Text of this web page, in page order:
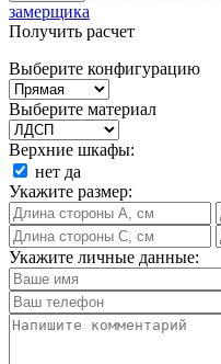
замерщика
Получить расчет
Выберите конфигурацию
Выберите материал
Верхние шкафы:
нет да
Укажите размер:
Укажите личные данные: